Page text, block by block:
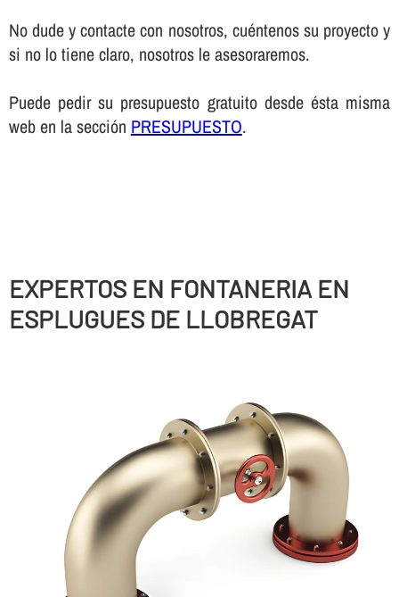
No dude y contacte con nosotros, cuéntenos su proyecto y
si no lo tiene claro, nosotros le asesoraremos.
Puede pedir su presupuesto gratuito desde ésta misma
web en la sección PRESUPUESTO.
EXPERTOS EN FONTANERIA EN
ESPLUGUES DE LLOBREGAT